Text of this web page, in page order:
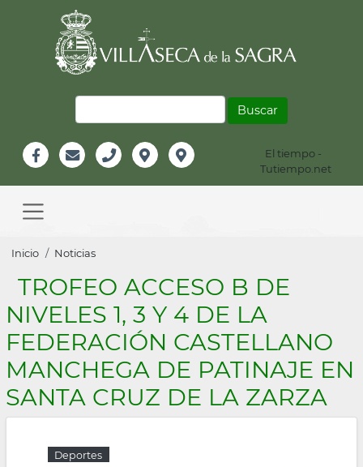
Información
Header
El tiempo -
Tutiempo.net
navigation
Sobrescribir
enlaces
de
ayuda
a
la
navegación
Inicio Noticias
TROFEO ACCESO B DE
NIVELES 1, 3 Y 4 DE LA
FEDERACIÓN CASTELLANO
MANCHEGA DE PATINAJE EN
SANTA CRUZ DE LA ZARZA
Deportes